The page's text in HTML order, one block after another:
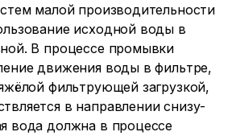
малой производительности
исходной воды в
В процессе промывки
движения воды в фильтре,
фильтрующей загрузкой,
в направлении снизу-
вода должна в процессе